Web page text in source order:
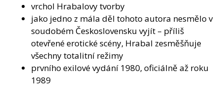
vrchol Hrabalovy tvorby
jako jedno z mála děl tohoto autora nesmělo v
soudobém Československu vyjít – příliš
otevřené erotické scény, Hrabal zesměšňuje
všechny totalitní režimy
prvního exilové vydání 1980, oficiálně až roku
1989